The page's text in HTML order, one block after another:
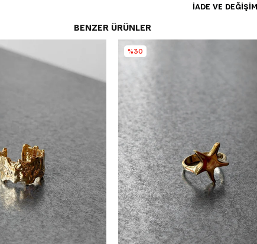
İADE VE DEĞIŞIM
BENZER ÜRÜNLER
%30